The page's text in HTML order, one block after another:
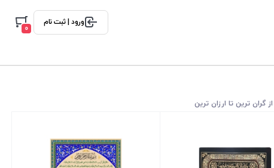
ورود | ثبت نام
0
گران ترین تا ارزان ترین